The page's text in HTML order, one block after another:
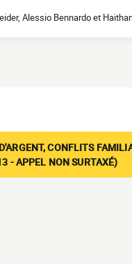
Alessio Bennardo et
CONFLITS
- APPEL NON SURTAXÉ)